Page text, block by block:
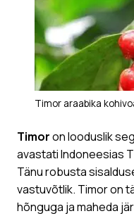
Timor araabika
Timoron looduslik
avastati Indoneesias
Tänu robusta
vastuvõtlik. Timor on
hõnguga ja maheda